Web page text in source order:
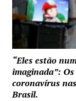
“Eles estão
imaginada”:
coronavírus
Brasil.